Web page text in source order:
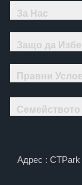
За Нас
Защо да
Правни
Семейството
Адрес : CTPark